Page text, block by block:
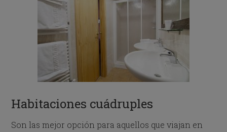
Habitaciones cuádruples
Son las mejor opción para aquellos que viajan en